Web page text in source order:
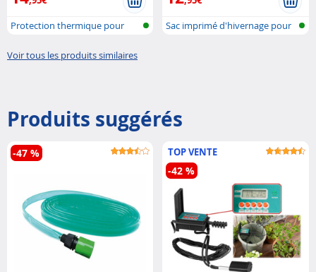
Protection thermique pour
Sac imprimé d'hivernage pour
Voir tous les produits similaires
Produits suggérés
-47 % TOP VENTE
-42 %